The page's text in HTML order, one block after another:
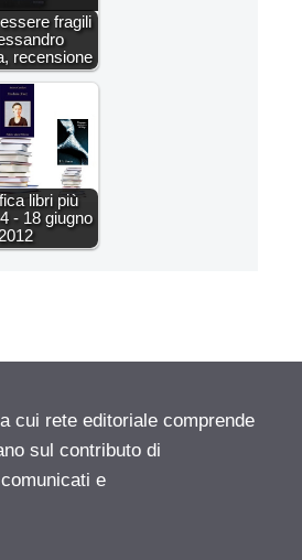
fragili
recensione
libri più
- 18 giugno
2012
cui rete editoriale comprende
sul contributo di
e